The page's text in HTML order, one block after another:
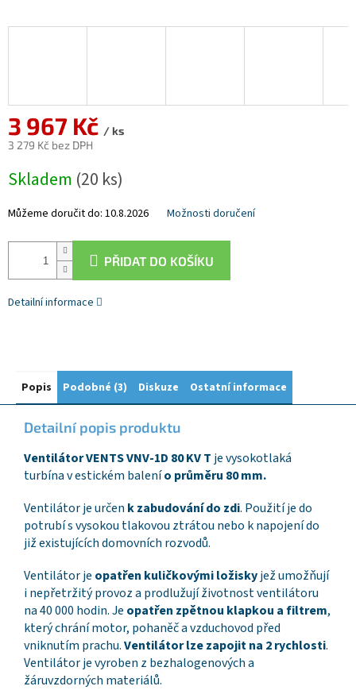
3 967 Kč / ks
3 279 Kč bez DPH
cena:
Skladem (20 ks)
Můžeme doručit do: 10.8.2026 Možnosti doručení
PŘIDAT DO KOŠÍKU
Detailní informace
Popis Podobné (3) Diskuze Ostatní informace
Detailní popis produktu
Ventilátor VENTS VNV-1D 80 KV T je vysokotlaká
turbína v estickém balenío průměru 80 mm.
Ventilátor je určen k zabudování do zdi. Použití je do
potrubí s vysokou tlakovou ztrátou nebo k napojení do
již existujících domovních rozvodů.
Ventilátor je opatřen kuličkovými ložiskyjež umožňují
i nepřetržitý provoz a prodlužují životnost ventilátoru
na 40 000 hodin. Je opatřen zpětnou klapkou a filtrem,
který chrání motor, pohaněč a vzduchovod před
vniknutím prachu.Ventilátor lze zapojit na 2 rychlosti.
Ventilátor je vyroben z bezhalogenových a
žáruvzdorných materiálů.